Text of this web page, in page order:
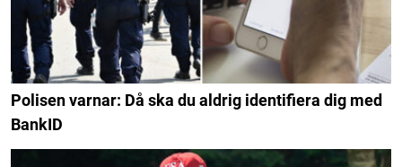
Polisen varnar: Då ska du aldrig identifiera dig med
BankID